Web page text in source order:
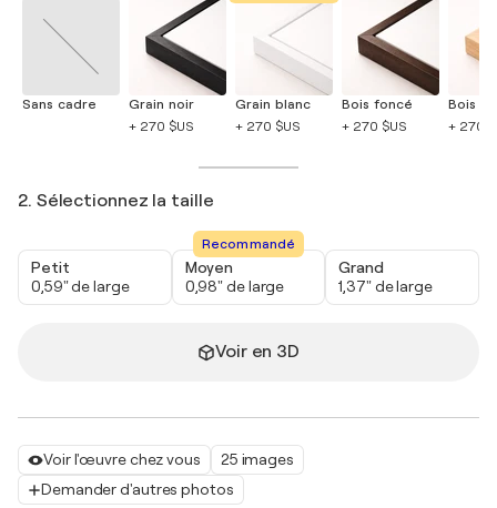
Voir l'œuvre chez vous
25 images
Demander d'autres photos
Sans cadre
Grain noir
+ 270 $US
Grain blanc
+ 270 $US
Bois foncé
+ 270 $US
Bois
+ 270
2. Sélectionnez la taille
Petit
0,59" de large
Recommandé
Moyen
0,98" de large
Grand
1,37" de large
Voir en 3D